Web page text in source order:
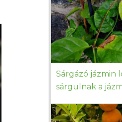
Sárgázó jázmin
sárgulnak a